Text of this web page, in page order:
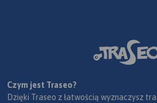
Czym jest Traseo?
Dzięki Traseo z łatwością wyznaczysz